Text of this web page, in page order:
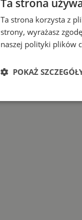
Ta strona
Ta strona korzysta z
strony, wyrażasz
naszej polityki plików
POKAŻ